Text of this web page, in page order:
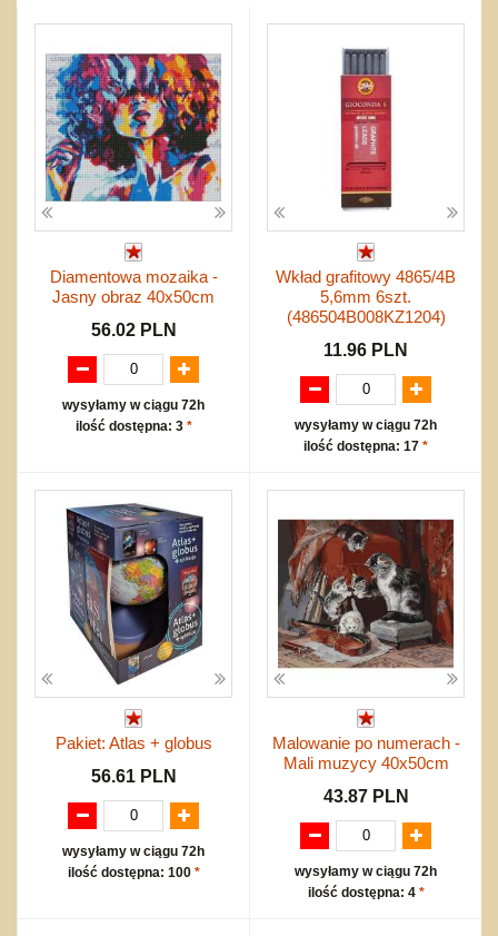
Dźwiekowe
Bajkowe
Inne
Maty do zabawy
Do rozkręcania
Bąki
Pojazdy
Inne
Innedo koszykówki
Nowości
Wyprzedaż
Promocje
Start
Zakupy hurtowe
Koszty przesyłki
Regulamin
Kontakt
Mapa produktów
Diamentowa mozaika -
Jasny obraz 40x50cm
56.02 PLN
wysyłamy w ciągu 72h
ilość dostępna: 3 *
Wkład grafitowy 4865/4B
5,6mm 6szt.
(486504B008KZ1204)
11.96 PLN
wysyłamy w ciągu 72h
ilość dostępna: 17 *
Pakiet: Atlas + globus
56.61 PLN
wysyłamy w ciągu 72h
ilość dostępna: 100 *
Malowanie po numerach -
Mali muzycy 40x50cm
43.87 PLN
wysyłamy w ciągu 72h
ilość dostępna: 4 *